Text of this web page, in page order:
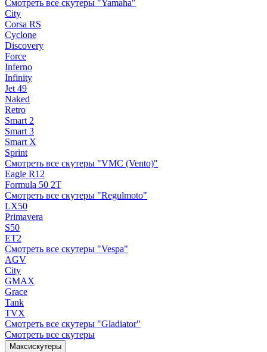
Смотреть все скутеры "Yamaha"
City
Corsa RS
Cyclone
Discovery
Force
Inferno
Infinity
Jet 49
Naked
Retro
Smart 2
Smart 3
Smart X
Sprint
Смотреть все скутеры "VMC (Vento)"
Eagle R12
Formula 50 2Т
Смотреть все скутеры "Regulmoto"
LX50
Primavera
S50
ET2
Смотреть все скутеры "Vespa"
AGV
City
GMAX
Grace
Tank
TVX
Смотреть все скутеры "Gladiator"
Смотреть все скутеры
Максискутеры